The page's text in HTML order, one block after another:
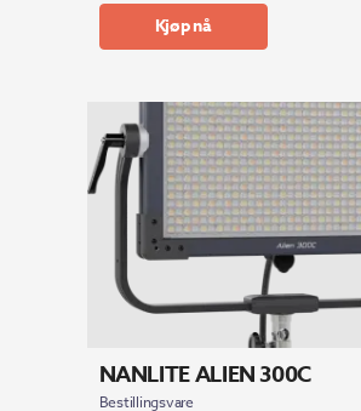
Kjøp nå
NANLITE ALIEN 300C
Bestillingsvare